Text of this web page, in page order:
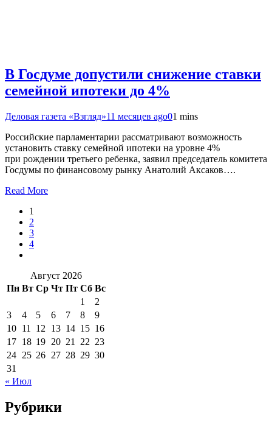
В Госдуме допустили снижение ставки
семейной ипотеки до 4%
Деловая газета «Взгляд»11 месяцев ago01 mins
Российские парламентарии рассматривают возможность
установить ставку семейной ипотеки на уровне 4%
при рождении третьего ребенка, заявил председатель комитета
Госдумы по финансовому рынку Анатолий Аксаков….
Read More
1
2
3
4
Август 2026
Пн Вт Ср Чт Пт Сб Вс
1
2
3
4 5 6 7 8
9
10 11 12 13 14 15 16
17 18 19 20 21 22 23
24 25 26 27 28 29 30
31
« Июл
Рубрики